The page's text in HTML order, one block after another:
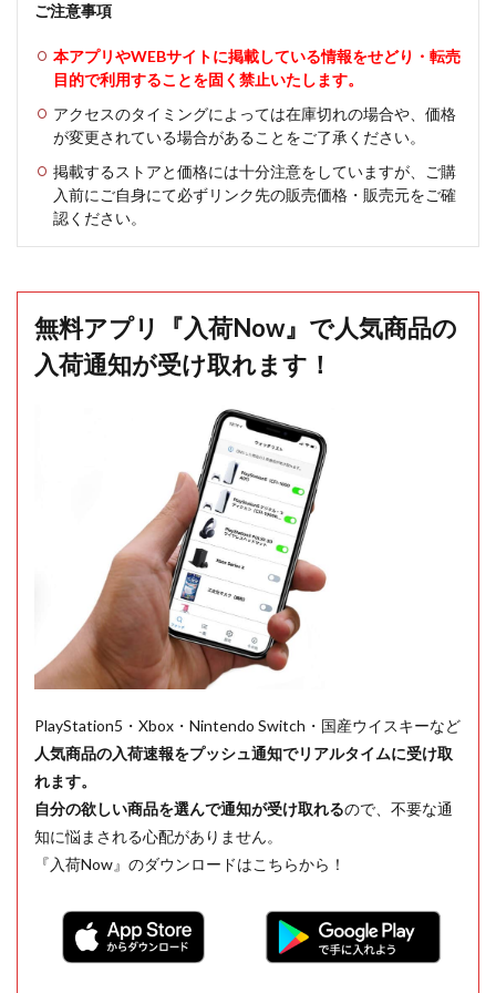
ご注意事項
本アプリやWEBサイトに掲載している情報をせどり・転売
目的で利用することを固く禁止いたします。
アクセスのタイミングによっては在庫切れの場合や、価格
が変更されている場合があることをご了承ください。
掲載するストアと価格には十分注意をしていますが、ご購
入前にご自身にて必ずリンク先の販売価格・販売元をご確
認ください。
無料アプリ『入荷Now』で人気商品の
入荷通知が受け取れます！
PlayStation5・Xbox・Nintendo Switch・国産ウイスキーなど
人気商品の入荷速報をプッシュ通知でリアルタイムに受け取
れます。
自分の欲しい商品を選んで通知が受け取れるので、不要な通
知に悩まされる心配がありません。
『入荷Now』のダウンロードはこちらから！